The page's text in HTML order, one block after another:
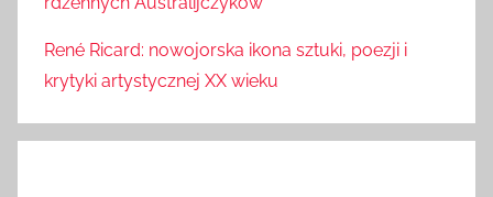
René Ricard: nowojorska ikona sztuki, poezji i
krytyki artystycznej XX wieku